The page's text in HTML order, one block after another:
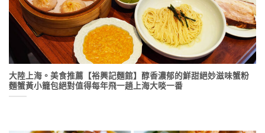
大陸上海。美食推薦【裕興記麵館】醇香濃郁的鮮甜絕妙滋味蟹粉
麵蟹黃小籠包絕對值得每年飛一趟上海大啖一番